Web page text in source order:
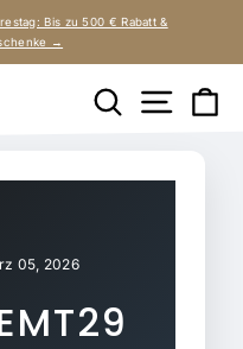
Bis zu 500 € Rabatt &
→
Suche
05, 2026